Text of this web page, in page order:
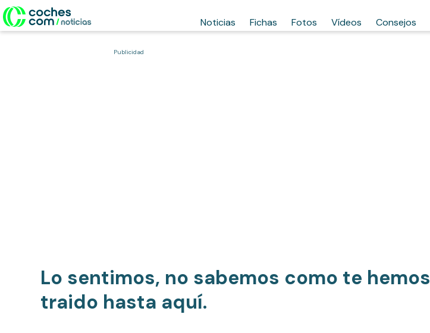
Noticias Fichas Fotos Vídeos Consejos
Publicidad
Lo sentimos, no sabemos como te hemos
traido hasta aquí.